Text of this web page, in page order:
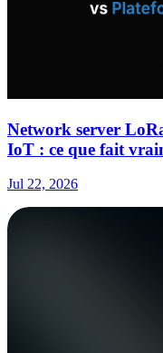
Network server
IoT : ce que fait
Jul 22, 2026